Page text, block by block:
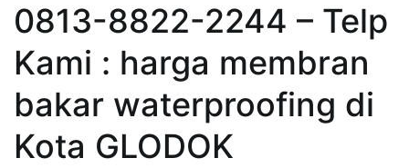
0813-8822-2244 – Telp
Kami : harga membran
bakar waterproofing di
Kota GLODOK